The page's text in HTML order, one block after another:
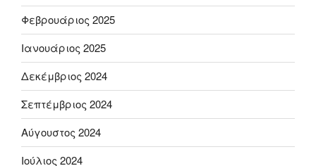
Φεβρουάριος 2025
Ιανουάριος 2025
Δεκέμβριος 2024
Σεπτέμβριος 2024
Αύγουστος 2024
Ιούλιος 2024